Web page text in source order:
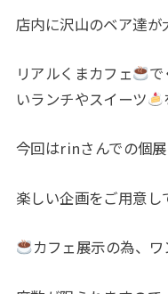
店内に沢山のベア達が
リアルくまカフェ
いランチやスイーツ
今回はrinさんでの個
楽しい企画をご用意
カフェ展示の為、ワ